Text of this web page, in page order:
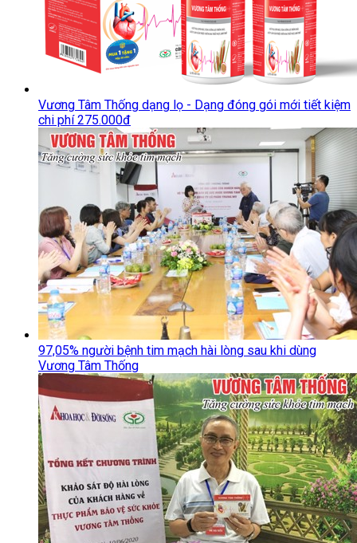
Vương Tâm Thống dạng lọ - Dạng đóng gói mới tiết kiệm
chi phí 275.000đ
97,05% người bệnh tim mạch hài lòng sau khi dùng
Vương Tâm Thống